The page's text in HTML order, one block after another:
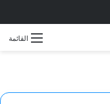
/ لبنان
القائمة